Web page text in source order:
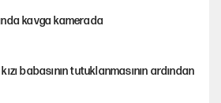
kavga kamerada
babasının tutuklanmasının ardından